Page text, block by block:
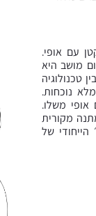
עם אופי.
מושב היא
טכנולוגיה
נוכחות.
משלו.
מקורית
של